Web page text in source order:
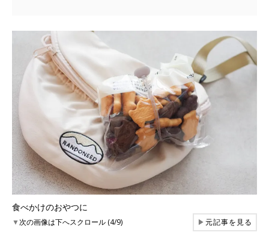
食べかけのおやつに
▼次の画像は下へスクロール (4/9) ▶元記事を見る